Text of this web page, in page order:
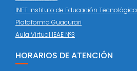
INET Instituto de Educación Tecnológica
Plataforma Guacurari
Aula Virtual IEAE N°3
HORARIOS DE ATENCIÓN